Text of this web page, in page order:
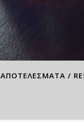
ΑΠΟΤΕΛΕΣΜΑΤΑ /